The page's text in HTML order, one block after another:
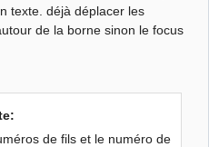
texte. déjà déplacer les
de la borne sinon le focus
de fils et le numéro de